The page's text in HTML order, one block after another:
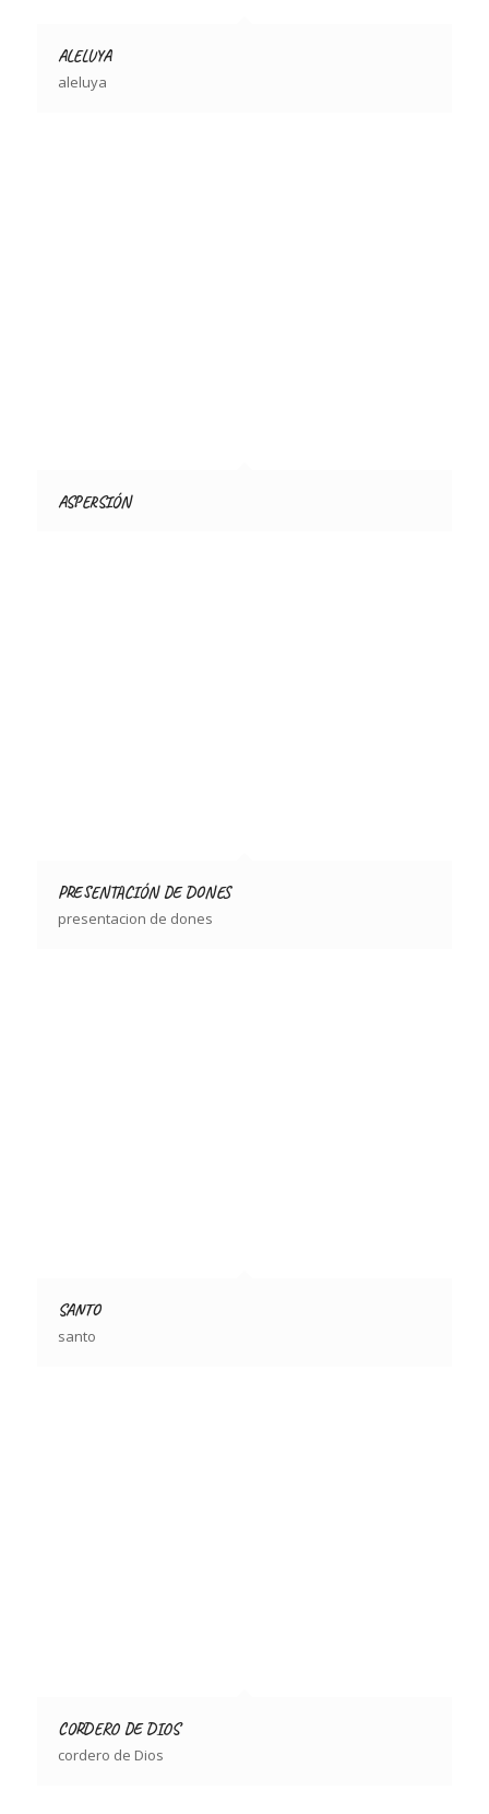
ALELUYA
aleluya
ASPERSIÓN
PRESENTACIÓN DE DONES
presentacion de dones
SANTO
santo
CORDERO DE DIOS
cordero de Dios